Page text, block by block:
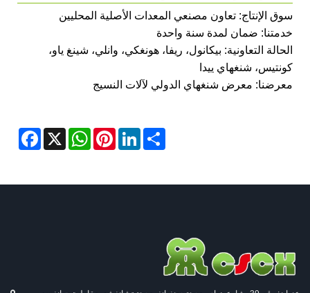
سوق الإنتاج: تعاون مصنعي المعدات الأصلية المحليين
خدمتنا: ضمان لمدة سنة واحدة
الحالة التعاونية: بيكانول، ريفا، هونغكي، وانلي، شينغ ياو،
كونتيس، شنغهاي ييدا
معرضنا: معرض شنغهاي الدولي لآلات النسيج
X
WhatsAppPinterestLinkedInShare